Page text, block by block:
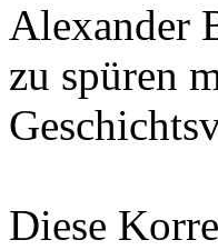
Alexander
zu spüren
Diese